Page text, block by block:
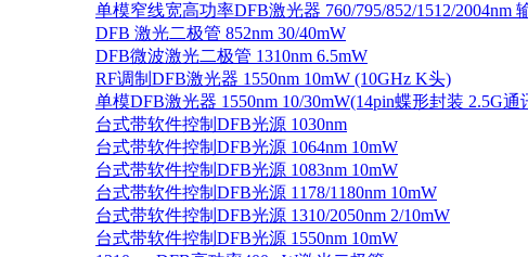
单模窄线宽高功率DFB激光器 760/795/852/1512/2004nm
DFB 激光二极管 852nm 30/40mW
DFB微波激光二极管 1310nm 6.5mW
RF调制DFB激光器 1550nm 10mW (10GHz K头)
单模DFB激光器 1550nm 10/30mW(14pin蝶形封装 2.5G通
台式带软件控制DFB光源 1030nm
台式带软件控制DFB光源 1064nm 10mW
台式带软件控制DFB光源 1083nm 10mW
台式带软件控制DFB光源 1178/1180nm 10mW
台式带软件控制DFB光源 1310/2050nm 2/10mW
台式带软件控制DFB光源 1550nm 10mW